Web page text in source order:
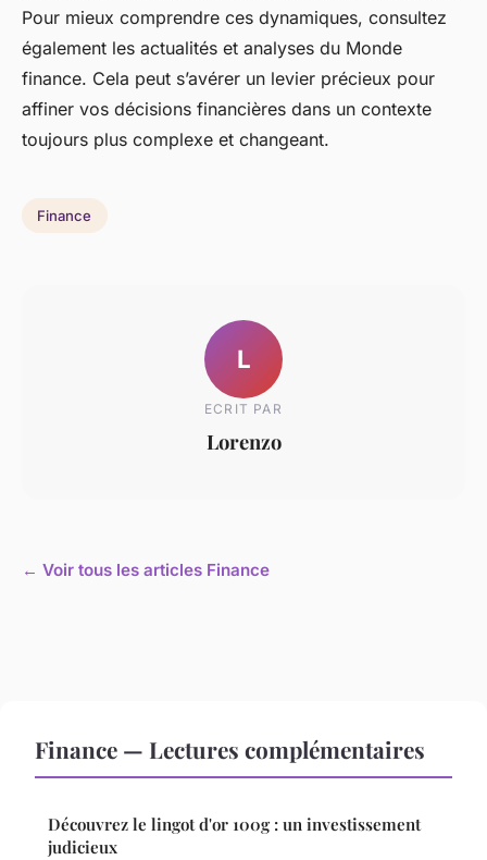
Pour mieux comprendre ces dynamiques, consultez
également les actualités et analyses du Monde
finance. Cela peut s’avérer un levier précieux pour
affiner vos décisions financières dans un contexte
toujours plus complexe et changeant.
Finance
L
ECRIT PAR
Lorenzo
← Voir tous les articles Finance
Finance — Lectures complémentaires
Découvrez le lingot d'or 100g : un investissement
judicieux